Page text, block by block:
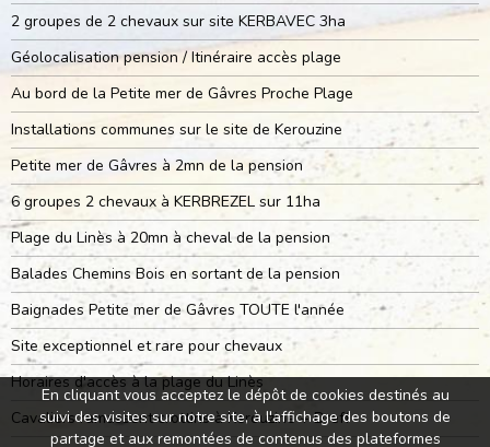
2 groupes de 2 chevaux sur site KERBAVEC 3ha
Géolocalisation pension / Itinéraire accès plage
Au bord de la Petite mer de Gâvres Proche Plage
Installations communes sur le site de Kerouzine
Petite mer de Gâvres à 2mn de la pension
6 groupes 2 chevaux à KERBREZEL sur 11ha
Plage du Linès à 20mn à cheval de la pension
Balades Chemins Bois en sortant de la pension
Baignades Petite mer de Gâvres TOUTE l'année
Site exceptionnel et rare pour chevaux
Horaires d'accès à la plage du Linès
Cavaliers ramassent crottins à Kerouzine + Dreff
En cliquant vous acceptez le dépôt de cookies destinés au
suivi des visites sur notre site, à l'affichage des boutons de
partage et aux remontées de contenus des plateformes